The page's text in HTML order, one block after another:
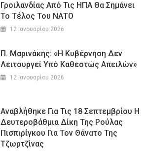
Γροιλανδίας Από Τις ΗΠΑ Θα Σημάνει
Το Τέλος Του ΝΑΤΟ
12 Ιανουαρίου 2026
Π. Μαρινάκης: «Η Κυβέρνηση Δεν
Λειτουργεί Υπό Καθεστώς Απειλών»
12 Ιανουαρίου 2026
Αναβλήθηκε Για Τις 18 Σεπτεμβρίου Η
Δευτεροβάθμια Δίκη Της Ρούλας
Πισπιρίγκου Για Τον Θάνατο Της
Τζωρτζίνας